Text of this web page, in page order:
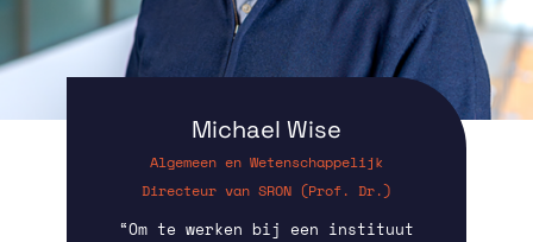
Michael Wise
Algemeen en Wetenschappelijk
Directeur van SRON (Prof. Dr.)
“Om te werken bij een instituut